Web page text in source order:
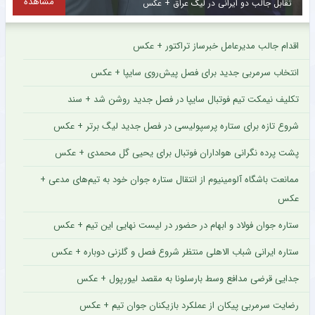
اقدام جالب مدیرعامل خبرساز تراکتور + عکس
انتخاب سرمربی جدید برای فصل پیش‌روی سایپا + عکس
تکلیف نیمکت تیم فوتبال سایپا در فصل جدید روشن شد + سند
شروع تازه برای ستاره پرسپولیسی در فصل جدید لیگ برتر + عکس
پشت پرده نگرانی هواداران فوتبال برای یحیی گل محمدی + عکس
ممانعت باشگاه آلومینیوم از انتقال ستاره جوان خود به تیم‌های مدعی +
عکس
ستاره جوان فولاد و ابهام در حضور در لیست نهایی این تیم + عکس
ستاره ایرانی شباب الاهلی منتظر شروع فصل و گلزنی دوباره + عکس
جدایی قرضی مدافع وسط بارسلونا به مقصد لیورپول + عکس
رضایت سرمربی پیکان از عملکرد بازیکنان جوان تیم + عکس